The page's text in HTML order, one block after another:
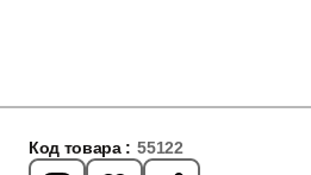
Код товара : 55122